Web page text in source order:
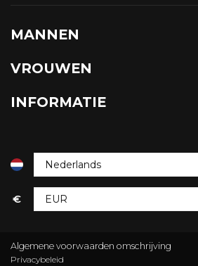
MANNEN
VROUWEN
INFORMATIE
€
Algemene voorwaarden omschrijving
Privacybeleid